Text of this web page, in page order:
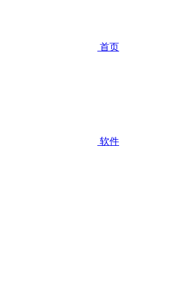
首页
软件